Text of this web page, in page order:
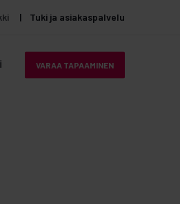
Tuki ja asiakaspalvelu
VARAA TAPAAMINEN